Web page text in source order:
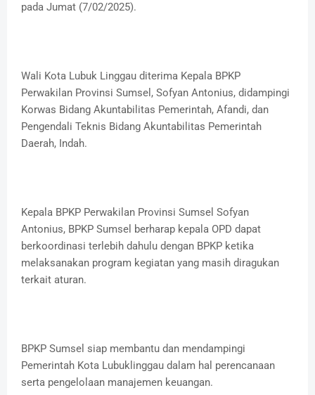
pada Jumat (7/02/2025).
Wali Kota Lubuk Linggau diterima Kepala BPKP
Perwakilan Provinsi Sumsel, Sofyan Antonius, didampingi
Korwas Bidang Akuntabilitas Pemerintah, Afandi, dan
Pengendali Teknis Bidang Akuntabilitas Pemerintah
Daerah, Indah.
Kepala BPKP Perwakilan Provinsi Sumsel Sofyan
Antonius, BPKP Sumsel berharap kepala OPD dapat
berkoordinasi terlebih dahulu dengan BPKP ketika
melaksanakan program kegiatan yang masih diragukan
terkait aturan.
BPKP Sumsel siap membantu dan mendampingi
Pemerintah Kota Lubuklinggau dalam hal perencanaan
serta pengelolaan manajemen keuangan.